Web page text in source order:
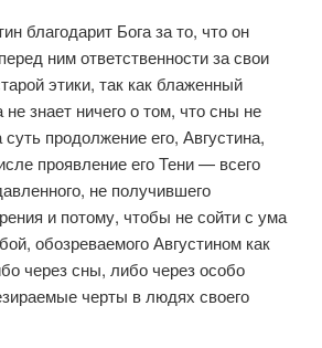
благодарит Бога за то, что он
ним ответственности за свои
этики, так как блаженный
знает ничего о том, что сны не
продолжение его, Августина,
проявление его Тени — всего
не получившего
и потому, чтобы не сойти с ума
обозреваемого Августином как
через сны, либо через особо
черты в людях своего